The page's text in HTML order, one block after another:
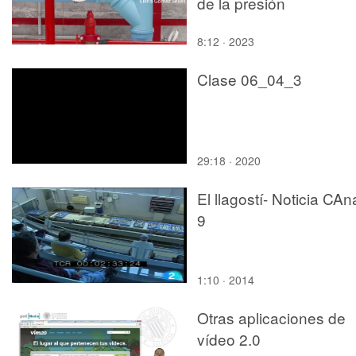
8:12 · 2023
Clase 06_04_3
29:18 · 2020
El llagostí- Noticia
9
1:10 · 2014
Otras aplicaciones de
vídeo 2.0